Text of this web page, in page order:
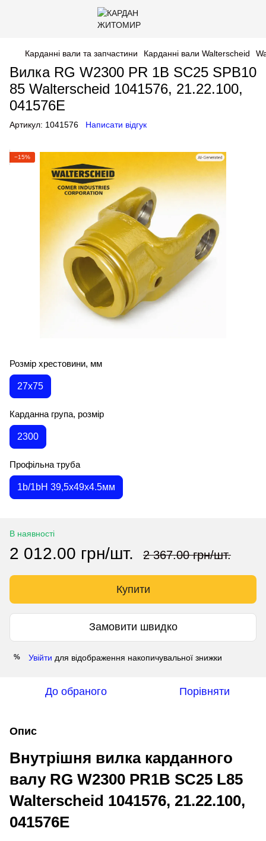
Карданні вали та запчастини Карданні вали Walterscheid
Вилка RG W2300 PR 1B SC25 SPB10
85 Walterscheid 1041576, 21.22.100,
041576E
Артикул: 1041576 Написати відгук
−15%
Розмір хрестовини, мм
27х75
Карданна група, розмір
2300
Профільна труба
1b/1bH 39,5x49x4.5мм
В наявності
2 012.00 грн/шт. 2 367.00 грн/шт.
Купити
Замовити швидко
% Увійти для відображення накопичувальної знижки
До обраного Порівняти
Опис
Внутрішня вилка карданного
валу RG W2300 PR1B SC25 L85
Walterscheid 1041576, 21.22.100,
041576E